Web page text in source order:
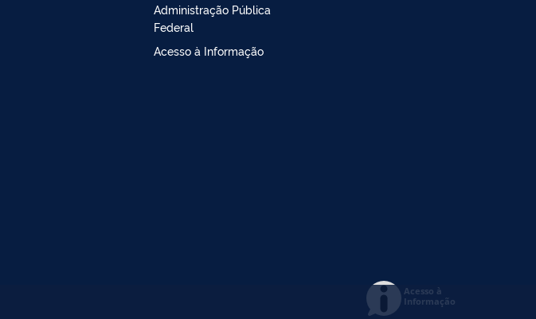
Administração Pública
Federal
Acesso à Informação
Acesso à
Informação